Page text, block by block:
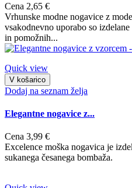
Cena 2,65 €
Vrhunske modne nogavice z
vsakodnevno uporabo so
in pomožnih...
Quick view
V košarico
Dodaj na seznam želja
Elegantne nogavice z...
Cena 3,99 €
Excelence moška nogavica je
sukanega česanega bombaža.